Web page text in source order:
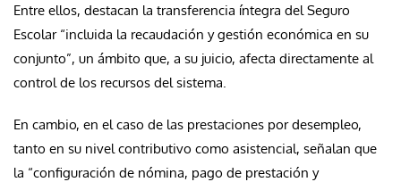
Entre ellos, destacan la transferencia íntegra del Seguro
Escolar “incluida la recaudación y gestión económica en su
conjunto”, un ámbito que, a su juicio, afecta directamente al
control de los recursos del sistema.
En cambio, en el caso de las prestaciones por desempleo,
tanto en su nivel contributivo como asistencial, señalan que
la “configuración de nómina, pago de prestación y